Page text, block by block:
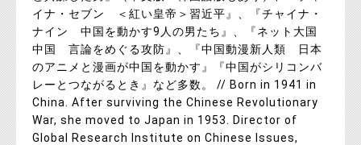
イナ・セブン ＜紅い皇帝＞習近平』、『チャイナ・
ナイン 中国を動かす9人の男たち』、『ネット大国
中国 言論をめぐる攻防』、『中国動漫新人類 日本
のアニメと漫画が中国を動かす』『中国がシリコンバ
レーとつながるとき』など多数。 // Born in 1941 in
China. After surviving the Chinese Revolutionary
War, she moved to Japan in 1953. Director of
Global Research Institute on Chinese Issues,